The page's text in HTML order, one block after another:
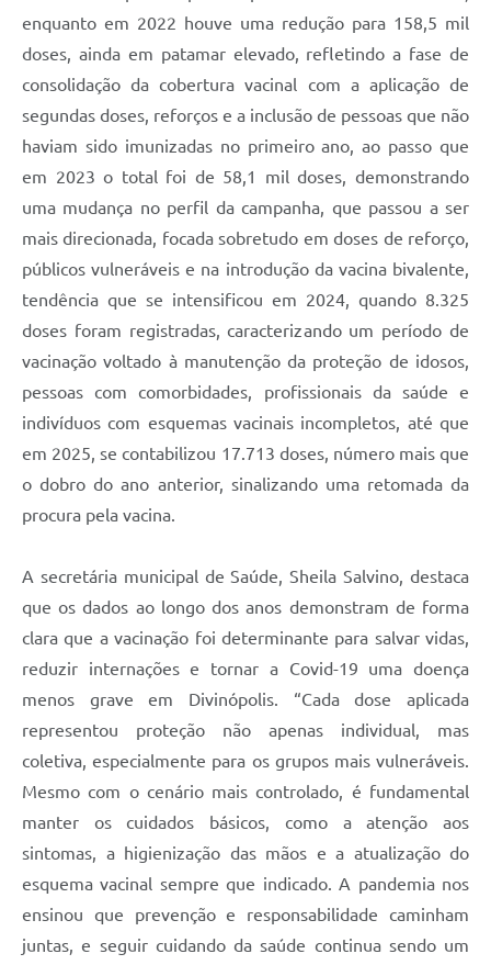
enquanto em 2022 houve uma redução para 158,5 mil
doses, ainda em patamar elevado, refletindo a fase de
consolidação da cobertura vacinal com a aplicação de
segundas doses, reforços e a inclusão de pessoas que não
haviam sido imunizadas no primeiro ano, ao passo que
em 2023 o total foi de 58,1 mil doses, demonstrando
uma mudança no perfil da campanha, que passou a ser
mais direcionada, focada sobretudo em doses de reforço,
públicos vulneráveis e na introdução da vacina bivalente,
tendência que se intensificou em 2024, quando 8.325
doses foram registradas, caracterizando um período de
vacinação voltado à manutenção da proteção de idosos,
pessoas com comorbidades, profissionais da saúde e
indivíduos com esquemas vacinais incompletos, até que
em 2025, se contabilizou 17.713 doses, número mais que
o dobro do ano anterior, sinalizando uma retomada da
procura pela vacina.
A secretária municipal de Saúde, Sheila Salvino, destaca
que os dados ao longo dos anos demonstram de forma
clara que a vacinação foi determinante para salvar vidas,
reduzir internações e tornar a Covid-19 uma doença
menos grave em Divinópolis. “Cada dose aplicada
representou proteção não apenas individual, mas
coletiva, especialmente para os grupos mais vulneráveis.
Mesmo com o cenário mais controlado, é fundamental
manter os cuidados básicos, como a atenção aos
sintomas, a higienização das mãos e a atualização do
esquema vacinal sempre que indicado. A pandemia nos
ensinou que prevenção e responsabilidade caminham
juntas, e seguir cuidando da saúde continua sendo um